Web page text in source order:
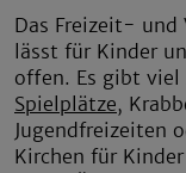
Das Freizeit- und
lässt für Kinder
offen. Es gibt viel
Spielplätze,
Jugendfreizeiten
Kirchen für